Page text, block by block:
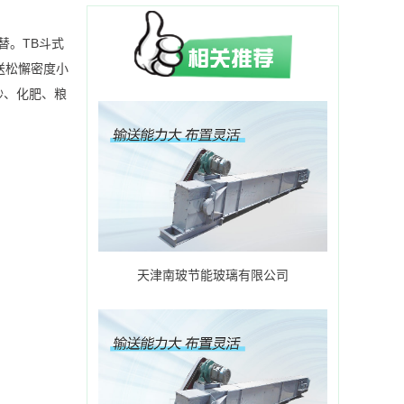
。TB斗式
松懈密度小
化肥、粮
天津南玻节能玻璃有限公司